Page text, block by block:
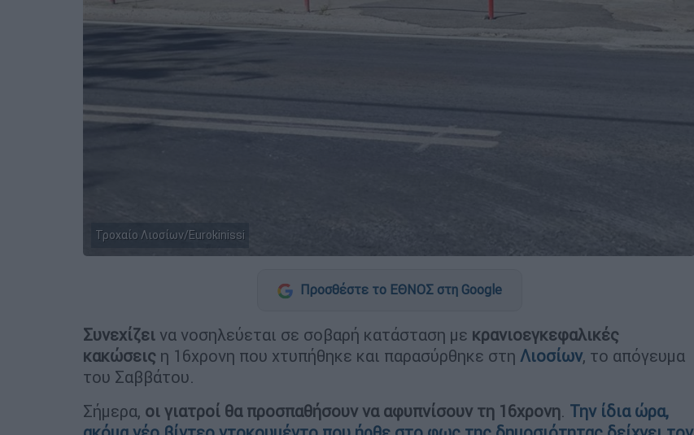
Τροχαίο Λιοσίων/Eurokinissi
Προσθέστε το ΕΘΝΟΣ στη Google
Συνεχίζει να νοσηλεύεται σε σοβαρή κατάσταση με κρανιοεγκεφαλικές
κακώσεις η 16χρονη που χτυπήθηκε και παρασύρθηκε στη Λιοσίων, το απόγευμα
του Σαββάτου.
Σήμερα, οι γιατροί θα προσπαθήσουν να αφυπνίσουν τη 16χρονη. Την ίδια ώρα,